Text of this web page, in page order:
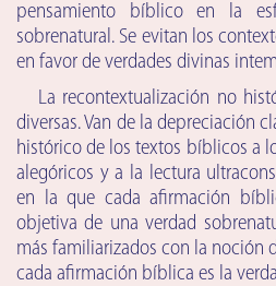
pensamiento bíblico en la
sobrenatural. Se evitan los
en favor de verdades divinas
La recontextualización no
diversas. Van de la depreciación
histórico de los textos bíblicos a
alegóricos y a la lectura
en la que cada afirmación
objetiva de una verdad
más familiarizados con la noción
cada afirmación bíblica es la